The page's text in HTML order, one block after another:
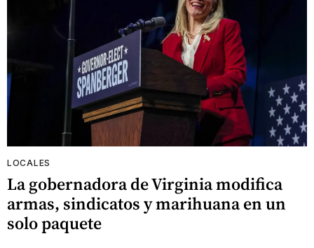
LOCALES
La gobernadora de Virginia modifica
armas, sindicatos y marihuana en un
solo paquete